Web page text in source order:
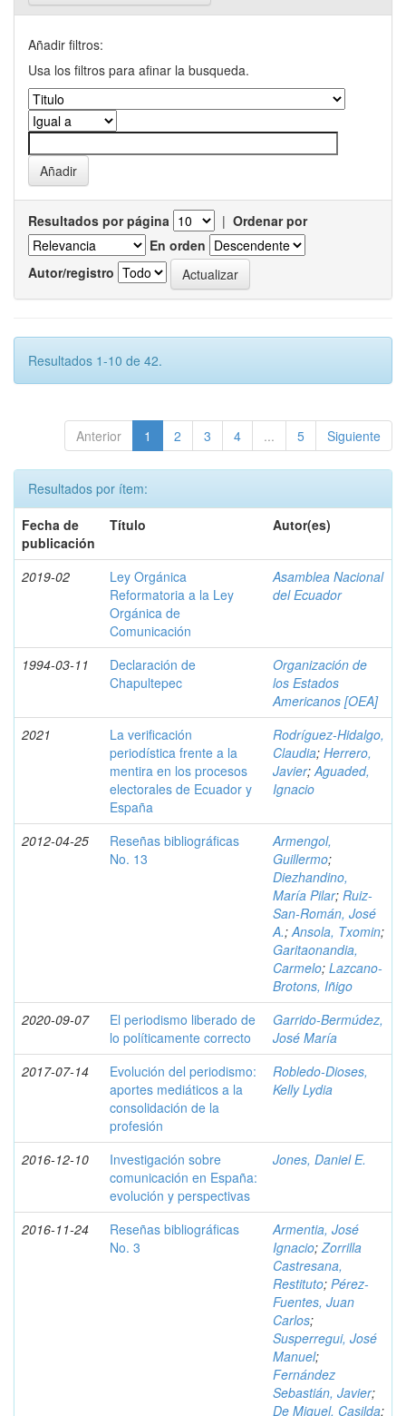
Añadir filtros:
Usa los filtros para afinar la busqueda.
Resultados por página | Ordenar por
En orden
Autor/registro
Resultados 1-10 de 42.
Anterior 1 2 3 4 ... 5 Siguiente
Resultados por ítem:
Fecha de
publicación
Título Autor(es)
2019-02
Ley Orgánica
Reformatoria a la Ley
Orgánica de
Comunicación
Asamblea Nacional
del Ecuador
1994-03-11
Declaración de
Chapultepec
Organización de
los Estados
Americanos [OEA]
2021
La verificación
periodística frente a la
mentira en los procesos
electorales de Ecuador y
España
Rodríguez-Hidalgo,
Claudia; Herrero,
Javier;Aguaded,
Ignacio
2012-04-25
Reseñas bibliográficas
No. 13
Armengol,
Guillermo;
Diezhandino,
María Pilar; Ruiz-
San-Román, José
A.;Ansola, Txomin;
Garitaonandia,
Carmelo; Lazcano-
Brotons, Iñigo
2020-09-07
El periodismo liberado de
lo políticamente correcto
Garrido-Bermúdez,
José María
2017-07-14
Evolución del periodismo:
aportes mediáticos a la
consolidación de la
profesión
Robledo-Dioses,
Kelly Lydia
2016-12-10
Investigación sobre
comunicación en España:
evolución y perspectivas
Jones, Daniel E.
2016-11-24
Reseñas bibliográficas
No. 3
Armentia, José
Ignacio;Zorrilla
Castresana,
Restituto; Pérez-
Fuentes, Juan
Carlos;
Susperregui, José
Manuel;
Fernández
Sebastián, Javier;
De Miguel, Casilda;